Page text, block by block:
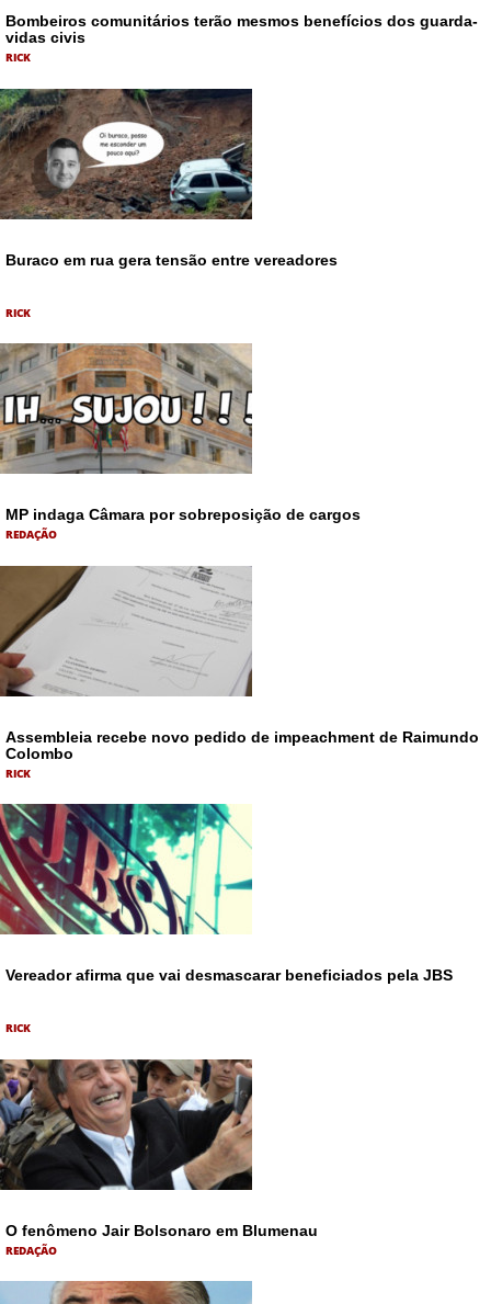
Bombeiros comunitários terão mesmos benefícios dos guarda-
vidas civis
RICK
Buraco em rua gera tensão entre vereadores
RICK
MP indaga Câmara por sobreposição de cargos
REDAÇÃO
Assembleia recebe novo pedido de impeachment de Raimundo
Colombo
RICK
Vereador afirma que vai desmascarar beneficiados pela JBS
RICK
O fenômeno Jair Bolsonaro em Blumenau
REDAÇÃO